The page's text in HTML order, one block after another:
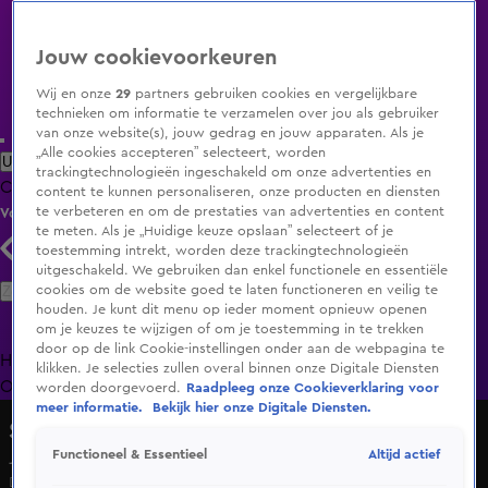
Uitzending Gemist Populaire programma's Zenders Genres
ClipsFilmsRadioSmart TV inlogShop
Volg KIJK
Zoeken
HomeUitzending Gemist Programma's De Bondgenoten
OranjezomerLivestreamsShop
Shownieuws
Janice Blok komt naar het theater met soloshow
Di 16 juni, 11:11
Jouw cookievoorkeuren
Wij en onze29 partners gebruiken cookies en vergelijkbare
technieken om informatie te verzamelen over jou als gebruiker
van onze website(s), jouw gedrag en jouw apparaten. Als je
„Alle cookies accepteren” selecteert, worden
trackingtechnologieën ingeschakeld om onze advertenties en
content te kunnen personaliseren, onze producten en diensten
te verbeteren en om de prestaties van advertenties en content
te meten. Als je „Huidige keuze opslaan” selecteert of je
toestemming intrekt, worden deze trackingtechnologieën
uitgeschakeld. We gebruiken dan enkel functionele en essentiële
cookies om de website goed te laten functioneren en veilig te
houden. Je kunt dit menu op ieder moment opnieuw openen
om je keuzes te wijzigen of om je toestemming in te trekken
door op de link Cookie-instellingen onder aan de webpagina te
klikken. Je selecties zullen overal binnen onze Digitale Diensten
worden doorgevoerd.
Raadpleeg onze Cookieverklaring voor
meer informatie.
Bekijk hier onze Digitale Diensten.
Functioneel & Essentieel Altijd actief